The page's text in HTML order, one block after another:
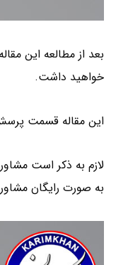
بعد از مطالعه این
خواهید داشت.
این مقاله قسمت پرسش
لازم به ذکر است
به صورت رایگان